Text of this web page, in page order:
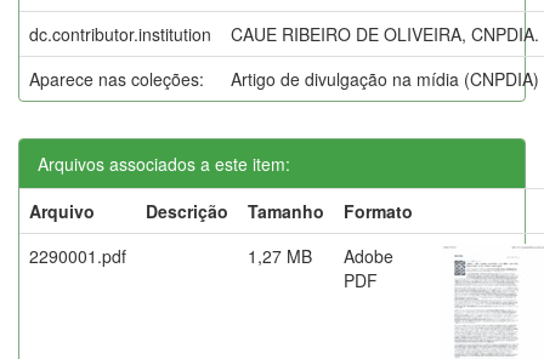
dc.contributor.institution
CAUE RIBEIRO DE OLIVEIRA, CNPDIA.
Aparece nas coleções:
Artigo de divulgação na mídia (CNPDIA)
Arquivos associados a este item:
Arquivo
Descrição Tamanho
Formato
2290001.pdf
1,27 MB
Adobe
PDF